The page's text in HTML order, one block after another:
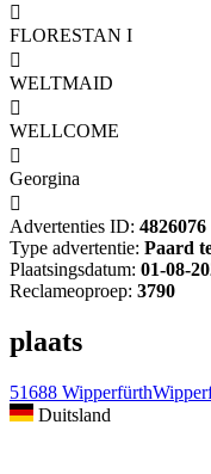

FLORESTAN I

WELTMAID

WELLCOME

Georgina

Advertenties ID: 4826076
Type advertentie: Paard
Plaatsingsdatum: 01-08-
Reclameoproep: 3790
plaats
51688
Duitsland